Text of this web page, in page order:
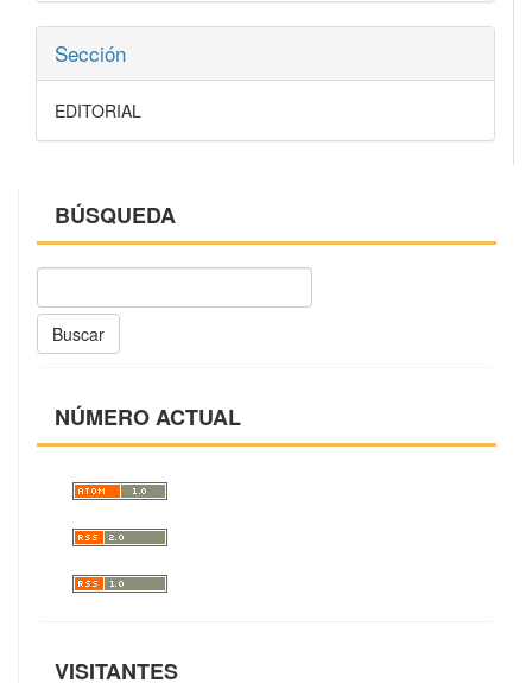
Sección
EDITORIAL
BÚSQUEDA
Buscar
NÚMERO ACTUAL
VISITANTES